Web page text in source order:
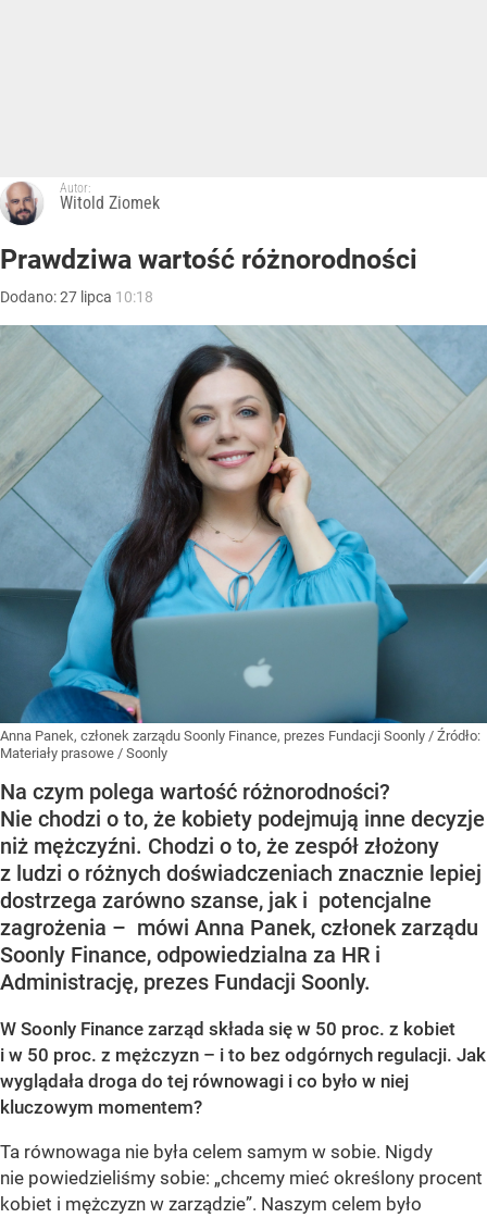
Autor:
Witold Ziomek
Prawdziwa wartość różnorodności
Dodano:27 lipca 10:18
Anna Panek, członek zarządu Soonly Finance, prezes Fundacji Soonly / Źródło:
Materiały prasowe / Soonly
Na czym polega wartość różnorodności?
Nie chodzi o to, że kobiety podejmują inne decyzje
niż mężczyźni. Chodzi o to, że zespół złożony
z ludzi o różnych doświadczeniach znacznie lepiej
dostrzega zarówno szanse, jak i potencjalne
zagrożenia – mówi Anna Panek, członek zarządu
Soonly Finance, odpowiedzialna za HR i
Administrację, prezes Fundacji Soonly.
W Soonly Finance zarząd składa się w 50 proc. z kobiet
i w 50 proc. z mężczyzn – i to bez odgórnych regulacji. Jak
wyglądała droga do tej równowagi i co było w niej
kluczowym momentem?
Ta równowaga nie była celem samym w sobie. Nigdy
nie powiedzieliśmy sobie: „chcemy mieć określony procent
kobiet i mężczyzn w zarządzie”. Naszym celem było